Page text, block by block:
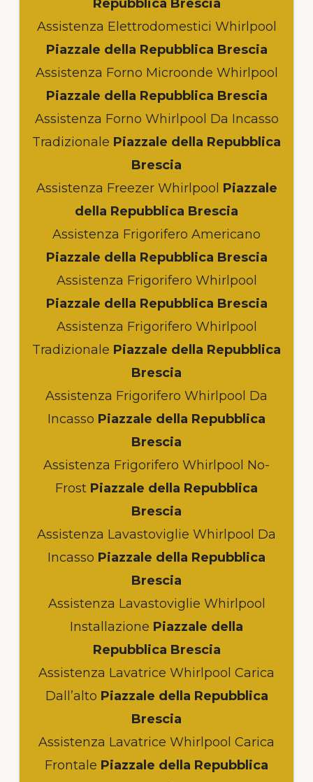
Repubblica Brescia
Assistenza Elettrodomestici Whirlpool
Piazzale della Repubblica Brescia
Assistenza Forno Microonde Whirlpool
Piazzale della Repubblica Brescia
Assistenza Forno Whirlpool Da Incasso
Tradizionale Piazzale della Repubblica
Brescia
Assistenza Freezer Whirlpool Piazzale
della Repubblica Brescia
Assistenza Frigorifero Americano
Piazzale della Repubblica Brescia
Assistenza Frigorifero Whirlpool
Piazzale della Repubblica Brescia
Assistenza Frigorifero Whirlpool
Tradizionale Piazzale della Repubblica
Brescia
Assistenza Frigorifero Whirlpool Da
Incasso Piazzale della Repubblica
Brescia
Assistenza Frigorifero Whirlpool No-
Frost Piazzale della Repubblica
Brescia
Assistenza Lavastoviglie Whirlpool Da
Incasso Piazzale della Repubblica
Brescia
Assistenza Lavastoviglie Whirlpool
Installazione Piazzale della
Repubblica Brescia
Assistenza Lavatrice Whirlpool Carica
Dall’alto Piazzale della Repubblica
Brescia
Assistenza Lavatrice Whirlpool Carica
Frontale Piazzale della Repubblica